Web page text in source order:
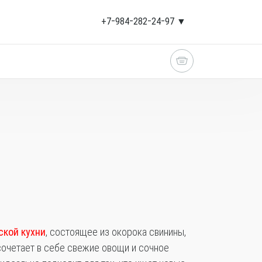
+7‒984‒282‒24‒97 ▼
кухни, состоящее из окорока свинины,
в себе свежие овощи и сочное